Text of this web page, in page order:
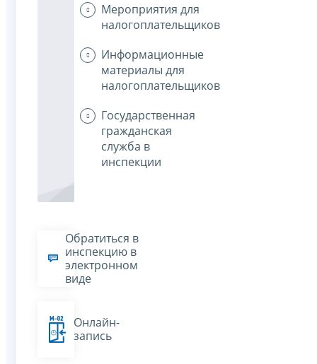
Мероприятия для
налогоплательщиков
Информационные
материалы для
налогоплательщиков
Государственная
гражданская
служба в
инспекции
Обратиться в
инспекцию в
электронном
виде
Онлайн-
запись